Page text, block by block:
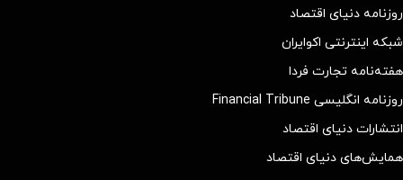
روزنامه دنیای اقتصاد
شبکه اینترنتی اکوایران
هفته‌نامه تجارت فردا
روزنامه انگلیسی Financial Tribune
انتشارات دنیای اقتصاد
همایش‌های دنیای اقتصاد